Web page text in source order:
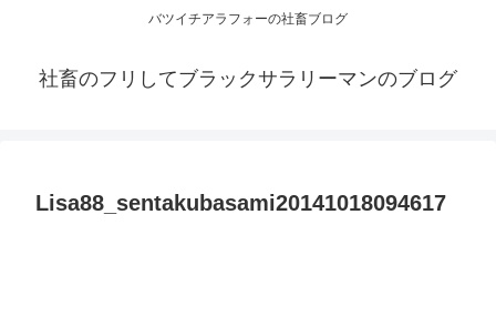
バツイチアラフォーの社畜ブログ
社畜のフリしてブラックサラリーマンのブログ
Lisa88_sentakubasami20141018094617